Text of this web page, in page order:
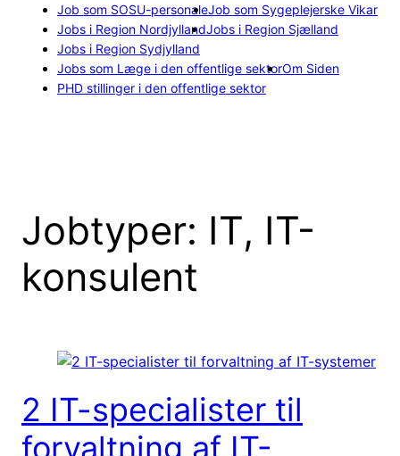
Job som SOSU-personaleJob som Sygeplejerske Vikar
Jobs i Region NordjyllandJobs i Region Sjælland
Jobs i Region Sydjylland
Jobs som Læge i den offentlige sektorOm Siden
PHD stillinger i den offentlige sektor
Jobtyper: IT, IT-
konsulent
2 IT-specialister til
forvaltning af IT-